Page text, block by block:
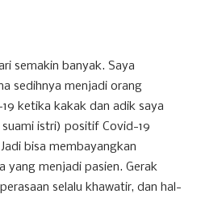
semakin banyak. Saya
sedihnya menjadi orang
ketika kakak dan adik saya
istri) positif Covid-19
bisa membayangkan
yang menjadi pasien. Gerak
selalu khawatir, dan hal-